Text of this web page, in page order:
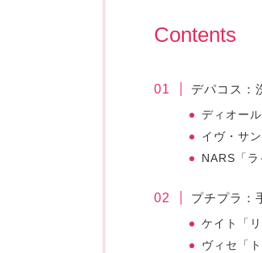
Contents
デパコス：
ディオー
イヴ・サ
NARS「
プチプラ：
ケイト「
ヴィセ「